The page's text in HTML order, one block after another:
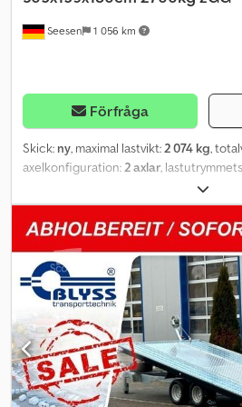
?FINANSIERING ELLER LEASING MÖJLIGT
Seesen 1 056 km
Förfråga
Skick: ny, maximal lastvikt:2 074 kg,
axelkonfiguration:2 axlar,
,
FS2730/180HTL SLÄPVAGN MED
data * Släpvagnsmodell FS2730/
Lastkapacitet 2074 kg * Inre mått L: 305
Lastgolvshöjd 53 cm * Golv av plywood
Elsystem, 13-polig, 12 V * Däck
Axeltillverkare AL-KO eller KNOTT *
Stödhjul, standard * Dubbeldörr med
sandwichkonstruktion 25 mm, grå,
Surtningsskenor, 1 per sida *
för bakre delen * Kilblock, 2 st *
för 100 km/h * Surtringsöglor,